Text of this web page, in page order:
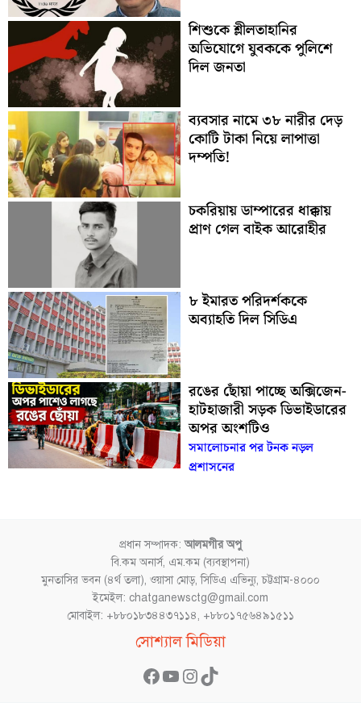
শিশুকে শ্লীলতাহানির
অভিযোগে যুবককে পুলিশে
দিল জনতা
ব্যবসার নামে ৩৮ নারীর দেড়
কোটি টাকা নিয়ে লাপাত্তা
দম্পতি!
চকরিয়ায় ডাম্পারের ধাক্কায়
প্রাণ গেল বাইক আরোহীর
৮ ইমারত পরিদর্শককে
অব্যাহতি দিল সিডিএ
রঙের ছোঁয়া পাচ্ছে অক্সিজেন-
হাটহাজারী সড়ক ডিভাইডারের
অপর অংশটিও
সমালোচনার পর টনক নড়ল
প্রশাসনের
প্রধান সম্পাদক:আলমগীর অপু
বি.কম অনার্স, এম.কম (ব্যবস্থাপনা)
মুনতাসির ভবন (৪র্থ তলা), ওয়াসা মোড়, সিডিএ এভিন্যু, চট্টগ্রাম-৪০০০
ইমেইল: chatganewsctg@gmail.com
মোবাইল: +৮৮০১৮৩৪৪৩৭১১৪, +৮৮০১৭৫৬৪৯১৫১১
সোশ্যাল মিডিয়া
Facebook
YouTube
Instagram
TikTok